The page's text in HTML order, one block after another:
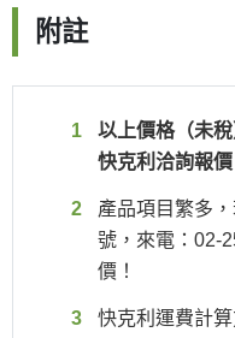
附註
以上價格（未
快克利洽詢報
產品項目繁多
號，來電：02-
價！
快克利運費計